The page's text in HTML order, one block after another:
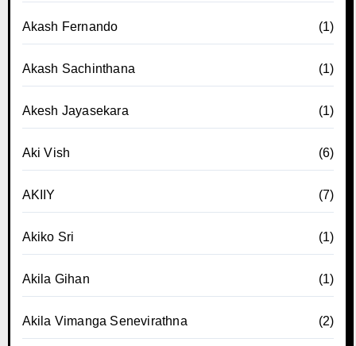
Akash Fernando (1)
Akash Sachinthana (1)
Akesh Jayasekara (1)
Aki Vish (6)
AKIIY (7)
Akiko Sri (1)
Akila Gihan (1)
Akila Vimanga Senevirathna (2)